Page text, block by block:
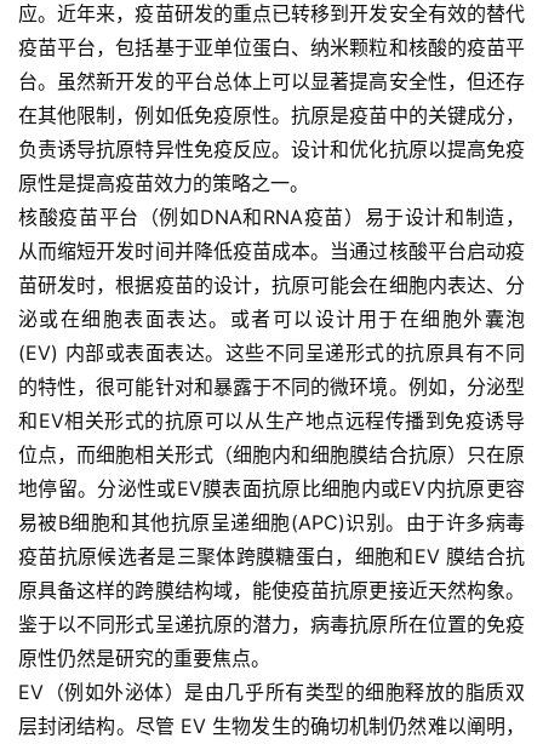
首
页
应。近年来，疫苗研发的重点已转移到开发安全有效的替代
疫苗平台，包括基于亚单位蛋白、纳米颗粒和核酸的疫苗平
台。虽然新开发的平台总体上可以显著提高安全性，但还存
在其他限制，例如低免疫原性。抗原是疫苗中的关键成分，
负责诱导抗原特异性免疫反应。设计和优化抗原以提高免疫
原性是提高疫苗效力的策略之一。
核酸疫苗平台（例如DNA和RNA疫苗）易于设计和制造，
从而缩短开发时间并降低疫苗成本。当通过核酸平台启动疫
苗研发时，根据疫苗的设计，抗原可能会在细胞内表达、分
泌或在细胞表面表达。或者可以设计用于在细胞外囊泡
(EV) 内部或表面表达。这些不同呈递形式的抗原具有不同
的特性，很可能针对和暴露于不同的微环境。例如，分泌型
和EV相关形式的抗原可以从生产地点远程传播到免疫诱导
位点，而细胞相关形式（细胞内和细胞膜结合抗原）只在原
地停留。分泌性或EV膜表面抗原比细胞内或EV内抗原更容
易被B细胞和其他抗原呈递细胞(APC)识别。由于许多病毒
疫苗抗原候选者是三聚体跨膜糖蛋白，细胞和EV 膜结合抗
原具备这样的跨膜结构域，能使疫苗抗原更接近天然构象。
鉴于以不同形式呈递抗原的潜力，病毒抗原所在位置的免疫
原性仍然是研究的重要焦点。
EV（例如外泌体）是由几乎所有类型的细胞释放的脂质双
层封闭结构。尽管 EV 生物发生的确切机制仍然难以阐明，